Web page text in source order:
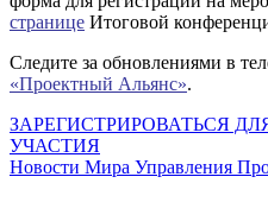
странице Итоговой
Следите за обновлениями в
«Проектный Альянс».
ЗАРЕГИСТРИРОВАТЬСЯ
УЧАСТИЯ
Новости Мира Управления